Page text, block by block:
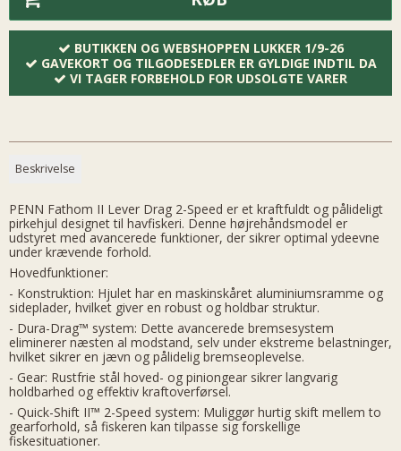
BUTIKKEN OG WEBSHOPPEN LUKKER 1/9-26
GAVEKORT OG TILGODESEDLER ER GYLDIGE INDTIL DA
VI TAGER FORBEHOLD FOR UDSOLGTE VARER
Beskrivelse
PENN Fathom II Lever Drag 2-Speed er et kraftfuldt og pålideligt
pirkehjul designet til havfiskeri. Denne højrehåndsmodel er
udstyret med avancerede funktioner, der sikrer optimal ydeevne
under krævende forhold.
Hovedfunktioner:
- Konstruktion: Hjulet har en maskinskåret aluminiumsramme og
sideplader, hvilket giver en robust og holdbar struktur.
- Dura-Drag™ system: Dette avancerede bremsesystem
eliminerer næsten al modstand, selv under ekstreme belastninger,
hvilket sikrer en jævn og pålidelig bremseoplevelse.
- Gear: Rustfrie stål hoved- og piniongear sikrer langvarig
holdbarhed og effektiv kraftoverførsel.
- Quick-Shift II™ 2-Speed system: Muliggør hurtig skift mellem to
gearforhold, så fiskeren kan tilpasse sig forskellige
fiskesituationer.